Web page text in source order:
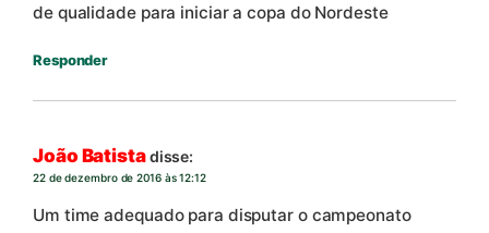
de qualidade para iniciar a copa do Nordeste
Responder
João Batistadisse:
22 de dezembro de 2016 às 12:12
Um time adequado para disputar o campeonato